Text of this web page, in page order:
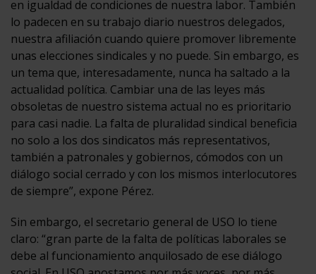
en igualdad de condiciones de nuestra labor. También
lo padecen en su trabajo diario nuestros delegados,
nuestra afiliación cuando quiere promover libremente
unas elecciones sindicales y no puede. Sin embargo, es
un tema que, interesadamente, nunca ha saltado a la
actualidad política. Cambiar una de las leyes más
obsoletas de nuestro sistema actual no es prioritario
para casi nadie. La falta de pluralidad sindical beneficia
no solo a los dos sindicatos más representativos,
también a patronales y gobiernos, cómodos con un
diálogo social cerrado y con los mismos interlocutores
de siempre”, expone Pérez.
Sin embargo, el secretario general de USO lo tiene
claro: “gran parte de la falta de políticas laborales se
debe al funcionamiento anquilosado de ese diálogo